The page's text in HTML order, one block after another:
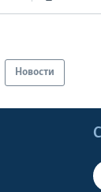
Новости